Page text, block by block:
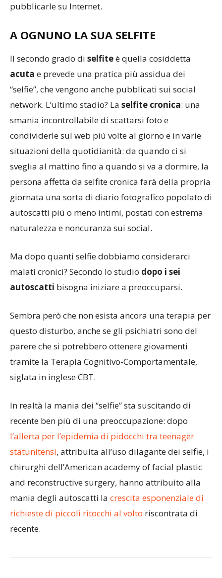
pubblicarle su Internet.
A OGNUNO LA SUA SELFITE
Il secondo grado di selfiteè quella cosiddetta
acuta e prevede una pratica più assidua dei
“selfie”, che vengono anche pubblicati sui social
network. L’ultimo stadio? La selfite cronica: una
smania incontrollabile di scattarsi foto e
condividerle sul web più volte al giorno e in varie
situazioni della quotidianità: da quando ci si
sveglia al mattino fino a quando si va a dormire, la
persona affetta da selfite cronica farà della propria
giornata una sorta di diario fotografico popolato di
autoscatti più o meno intimi, postati con estrema
naturalezza e noncuranza sui social.
Ma dopo quanti selfie dobbiamo considerarci
malati cronici? Secondo lo studio dopo i sei
autoscatti bisogna iniziare a preoccuparsi.
Sembra però che non esista ancora una terapia per
questo disturbo, anche se gli psichiatri sono del
parere che si potrebbero ottenere giovamenti
tramite la Terapia Cognitivo-Comportamentale,
siglata in inglese CBT.
In realtà la mania dei “selfie” sta suscitando di
recente ben più di una preoccupazione: dopo
l’allerta per l’epidemia di pidocchi tra teenager
statunitensi, attribuita all’uso dilagante dei selfie, i
chirurghi dell’American academy of facial plastic
and reconstructive surgery, hanno attribuito alla
mania degli autoscatti la crescita esponenziale di
richieste di piccoli ritocchi al volto riscontrata di
recente.